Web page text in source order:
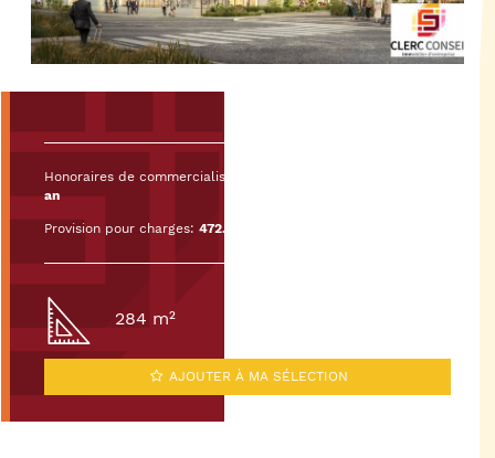
Honoraires de commercialisation :
an
Provision pour charges:472.73€ HT/mois
284 m²
AJOUTER À MA SÉLECTION